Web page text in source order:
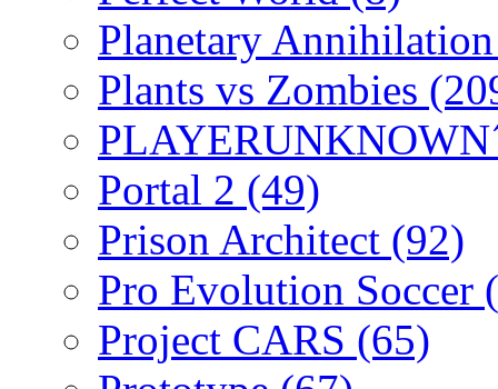
Planetary
Plants vs Zombies
Portal 2 (49)
Prison Architect (92)
Pro Evolution Soccer
Project CARS (65)